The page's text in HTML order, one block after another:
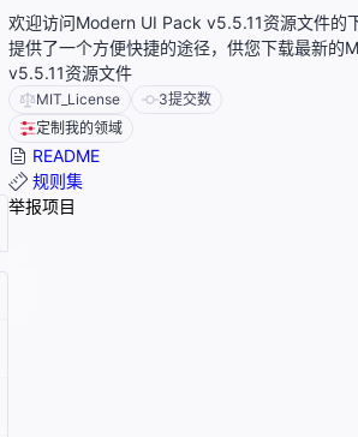
欢迎访问Modern UI Pack v5.5.11资源文件的
提供了一个方便快捷的途径，供您下载最新的
v5.5.11资源文件
MIT_License 3提交数
定制我的领域
README
规则集
举报项目